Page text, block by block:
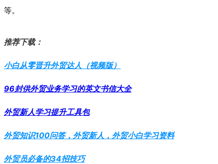
等。
推荐下载：
小白从零晋升外贸达人（视频版）
96封供外贸业务学习的英文书信大全
外贸新人学习提升工具包
外贸知识100问答，外贸新人，外贸小白学习资料
外贸员必备的34招技巧